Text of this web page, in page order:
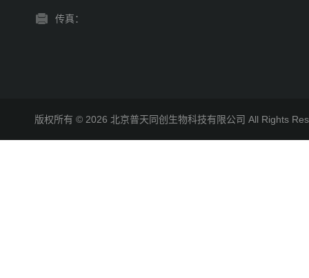
传真：
版权所有 © 2026 北京普天同创生物科技有限公司 All Rights